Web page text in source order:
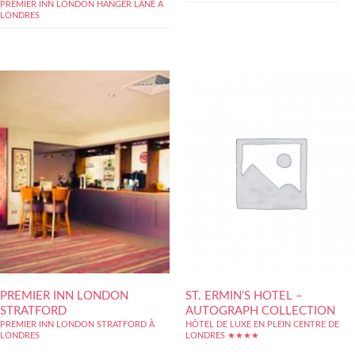
PREMIER INN LONDON HANGER LANE À
LONDRES
PREMIER INN LONDON
STRATFORD
PREMIER INN LONDON STRATFORD À
LONDRES
ST. ERMIN’S HOTEL –
AUTOGRAPH COLLECTION
HÔTEL DE LUXE EN PLEIN CENTRE DE
LONDRES ★★★★